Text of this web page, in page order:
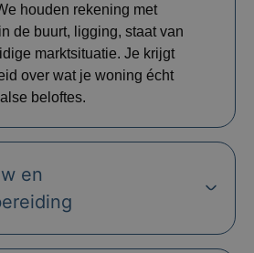
houden rekening met
de buurt, ligging, staat van
marktsituatie. Je krijgt
over wat je woning écht
beloftes.
en